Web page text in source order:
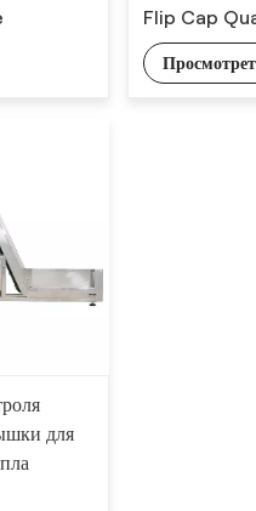
Flip Cap
Inspection
для